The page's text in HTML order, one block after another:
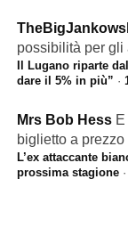
possibilità per gli
Il Lugano riparte
dare il 5% in più” ·
Mrs Bob Hess
biglietto a prezzo
L’ex attaccante
prossima stagione·